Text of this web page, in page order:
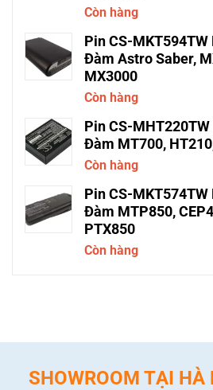
Còn hàng
Pin CS-
Đàm Astro Saber,
MX3000
Còn hàng
Pin CS-
Đàm MT700,
Còn hàng
Pin CS-
Đàm MTP850,
PTX850
Còn hàng
SHOWROOM TẠI HÀ